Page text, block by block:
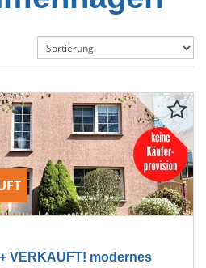
VERKAUFT! modernes